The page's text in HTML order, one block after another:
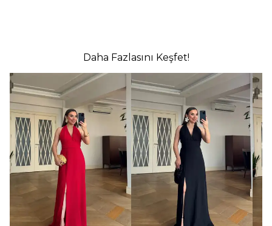
Daha Fazlasını Keşfet!